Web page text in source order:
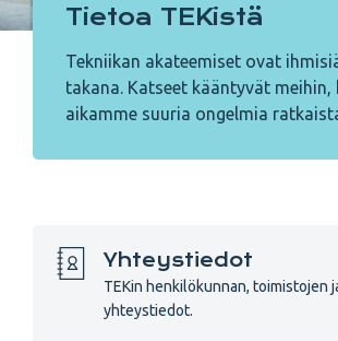
Tietoa TEKistä
Tekniikan akateemiset ovat
takana. Katseet kääntyvät meihin,
aikamme suuria ongelmia
Yhteystiedot
TEKin henkilökunnan, toimistojen
yhteystiedot.